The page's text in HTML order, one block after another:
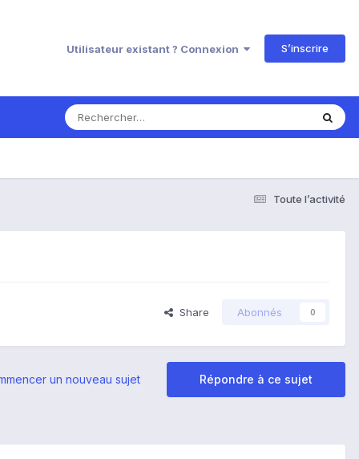
Utilisateur existant ? Connexion S’inscrire
Toute l’activité
Share Abonnés 0
Répondre à ce sujet
un nouveau sujet